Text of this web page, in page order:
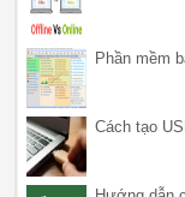
Phần mềm
Cách tạo